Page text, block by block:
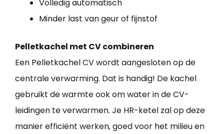
Volledig automatisch
Minder last van geur of fijnstof
Pelletkachel met CV combineren
Een Pelletkachel CV wordt aangesloten op de
centrale verwarming. Dat is handig! De kachel
gebruikt de warmte ook om water in de CV-
leidingen te verwarmen. Je HR-ketel zal op deze
manier efficiënt werken, goed voor het milieu en